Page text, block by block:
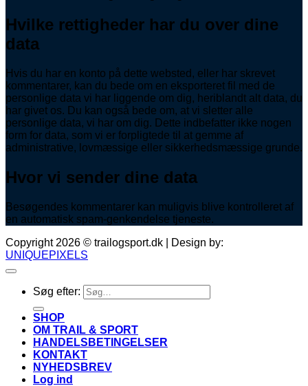
Hvilke rettigheder har du over dine
data
Hvis du har en konto på dette websted, eller har skrevet
kommentarer, kan du bede om en eksporteret fil med de
personlige data vi har liggende om dig, heriblandt alt data, du
har givet os. Du kan også bede om, at vi sletter alle
personlige data, vi har om dig. Dette indbefatter ikke nogen
form for data, som vi er forpligtede til at gemme af
administrative, lovmæssige eller sikkerhedsmæssige grunde.
Hvor vi sender dine data
Besøgendes kommentarer kan muligvis blive kontrolleret af
en automatisk spam-genkendelse tjeneste.
Copyright 2026 © trailogsport.dk | Design by:
UNIQUEPIXELS
Søg efter:
SHOP
OM TRAIL & SPORT
HANDELSBETINGELSER
KONTAKT
NYHEDSBREV
Log ind